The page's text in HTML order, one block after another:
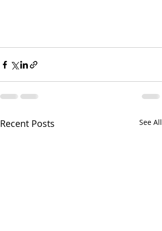
Recent Posts See All